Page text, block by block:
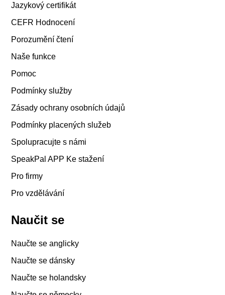
Jazykový certifikát
CEFR Hodnocení
Porozumění čtení
Naše funkce
Pomoc
Podmínky služby
Zásady ochrany osobních údajů
Podmínky placených služeb
Spolupracujte s námi
SpeakPal APP Ke stažení
Pro firmy
Pro vzdělávání
Naučit se
Naučte se anglicky
Naučte se dánsky
Naučte se holandsky